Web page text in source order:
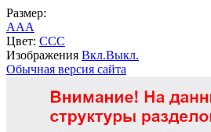
Размер:
AAA
Цвет: CCC
Изображения Вкл.Выкл.
Обычная версия сайта